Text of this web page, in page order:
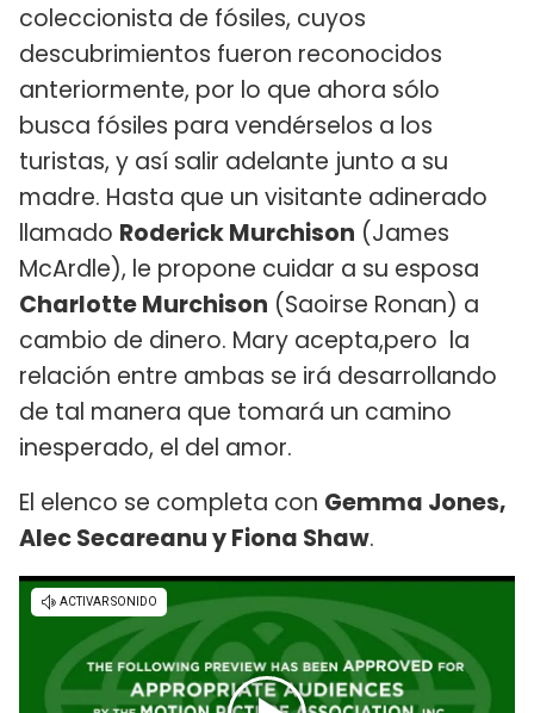
coleccionista de fósiles, cuyos
descubrimientos fueron reconocidos
anteriormente, por lo que ahora sólo
busca fósiles para vendérselos a los
turistas, y así salir adelante junto a su
madre. Hasta que un visitante adinerado
llamado Roderick Murchison (James
McArdle), le propone cuidar a su esposa
Charlotte Murchison (Saoirse Ronan) a
cambio de dinero. Mary acepta,pero la
relación entre ambas se irá desarrollando
de tal manera que tomará un camino
inesperado, el del amor.
El elenco se completa con Gemma Jones,
Alec Secareanu y Fiona Shaw.